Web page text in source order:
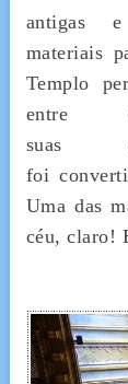
antigas e
materiais
Templo
entre
suas
foi
Uma das
céu, claro!